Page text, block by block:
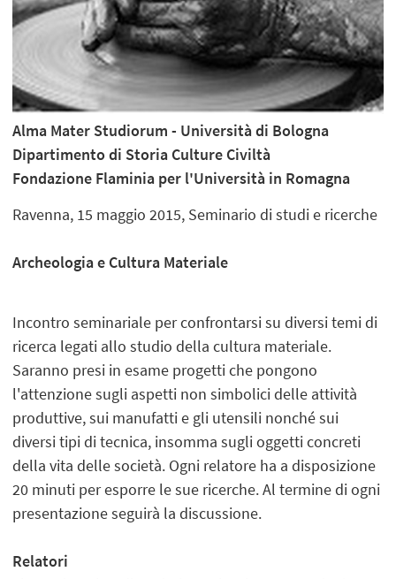
Alma Mater Studiorum - Università di Bologna
Dipartimento di Storia Culture Civiltà
Fondazione Flaminia per l'Università in Romagna
Ravenna, 15 maggio 2015, Seminario di studi e ricerche
Archeologia e Cultura Materiale
Incontro seminariale per confrontarsi su diversi temi di
ricerca legati allo studio della cultura materiale.
Saranno presi in esame progetti che pongono
l'attenzione sugli aspetti non simbolici delle attività
produttive, sui manufatti e gli utensili nonché sui
diversi tipi di tecnica, insomma sugli oggetti concreti
della vita delle società. Ogni relatore ha a disposizione
20 minuti per esporre le sue ricerche. Al termine di ogni
presentazione seguirà la discussione.
Relatori